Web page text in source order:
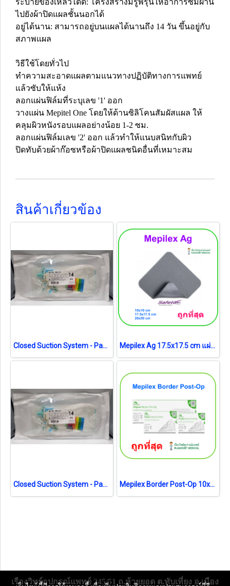
ระบายของเหลวได้ดี: โครงสร้างมีรูพรุนให้อาการซึมผ่าน
ไปยังผ้าปิดแผลชั้นนอกได้
อยู่ได้นาน: สามารถอยู่บนแผลได้นานถึง 14 วัน ขึ้นอยู่กับ
สภาพแผล
วิธีใช้โดยทั่วไป
ทำความสะอาดแผลตามแนวทางปฏิบัติทางการแพทย์
แล้วซับให้แห้ง
ลอกแผ่นฟิล์มที่ระบุเลข '1' ออก
วางแผ่น Mepitel One โดยให้ด้านซิลิโคนสัมผัสแผล ให้
คลุมผิวหนังรอบแผลอย่างน้อย 1-2 ซม.
ลอกแผ่นฟิล์มเลข '2' ออก แล้วทำให้แนบสนิทกับผิว
ปิดทับด้วยผ้าก๊อซหรือผ้าปิดแผลชนิดอื่นที่เหมาะสม
สินค้าเกี่ยวข้อง
Closed Suction System - Pacific Health No.14 สายดูดเสมหะระบบปิด (exp 08-2026) Mepilex Ag 17.5x17.5 cm แผ่นโฟมซิลิโคนปิดแผลชนิดต้านจุลชีพ (1 แผ่น) (exp 28-05-2026) แผ่นสภาพดี
Closed Suction System - Pacific Health No.14 สายดูดเสมหะระบบปิด (exp 12-2026) Mepilex Border Post-Op 10x20 cm (แผ่นซับ 5x15cm) (1 แผ่น) (exp 28-8-2026)
เรืองวิทย์อุปกรณ์แพทย์ 245/51 ถ.ห้วยยอด ต.ทับเที่ยง อ.เมือง